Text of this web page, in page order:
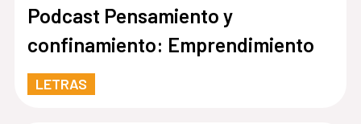
Podcast Pensamiento y
confinamiento: Emprendimiento
LETRAS